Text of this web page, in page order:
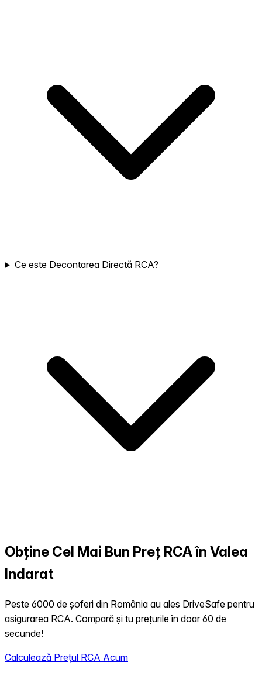
Ce este Decontarea Directă RCA?
Obține Cel Mai Bun Preț RCA în Valea
Indarat
Peste 6000 de șoferi din România au ales DriveSafe pentru
asigurarea RCA. Compară și tu prețurile în doar 60 de
secunde!
Calculează Prețul RCA Acum